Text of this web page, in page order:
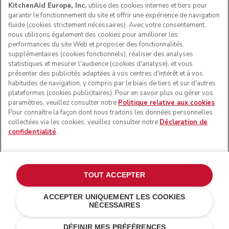
SUIVEZ-NOUS
forme du robot pâtissier multifonction sont des marques
commerciales aux États-Unis et ailleurs.
Gérer mes cookies
Politique de confidentialité
Politique en matière de cookies
Résolution des litiges en ligne
KitchenAid Europa, Inc. utilise des cookies internes et tiers pour
garantir le fonctionnement du site et offrir une expérience de navigation
fluide (cookies strictement nécessaires). Avec votre consentement,
nous utilisons également des cookies pour améliorer les
performances du site Web et proposer des fonctionnalités
supplémentaires (cookies fonctionnels), réaliser des analyses
statistiques et mesurer l'audience (cookies d'analyse), et vous
présenter des publicités adaptées à vos centres d'intérêt et à vos
habitudes de navigation, y compris par le biais de tiers et sur d'autres
plateformes (cookies publicitaires). Pour en savoir plus ou gérer vos
paramètres, veuillez consulter notre Politique relative aux cookies.
Pour connaître la façon dont nous traitons les données personnelles
collectées via les cookies, veuillez consulter notre Déclaration de
confidentialité.
DÉFINIR MES PRÉFÉRENCES
ACCEPTER UNIQUEMENT LES COOKIES
NÉCESSAIRES
TOUT ACCEPTER